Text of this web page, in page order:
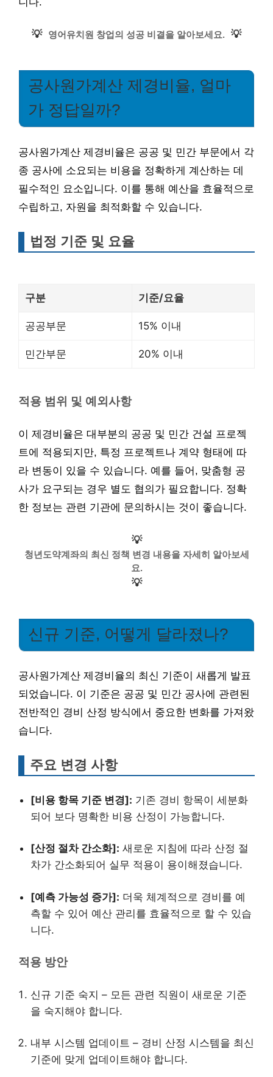
💡 영어유치원 창업의 성공 비결을 알아보세요. 💡
공사원가계산 제경비율, 얼마
가 정답일까?
공사원가계산 제경비율은 공공 및 민간 부문에서 각
종 공사에 소요되는 비용을 정확하게 계산하는 데
필수적인 요소입니다. 이를 통해 예산을 효율적으로
수립하고, 자원을 최적화할 수 있습니다.
법정 기준 및 요율
구분 기준/요율
공공부문 15% 이내
민간부문 20% 이내
적용 범위 및 예외사항
이 제경비율은 대부분의 공공 및 민간 건설 프로젝
트에 적용되지만, 특정 프로젝트나 계약 형태에 따
라 변동이 있을 수 있습니다. 예를 들어, 맞춤형 공
사가 요구되는 경우 별도 협의가 필요합니다. 정확
한 정보는 관련 기관에 문의하시는 것이 좋습니다.
💡
청년도약계좌의 최신 정책 변경 내용을 자세히 알아보세
요.
💡
신규 기준, 어떻게 달라졌나?
공사원가계산 제경비율의 최신 기준이 새롭게 발표
되었습니다. 이 기준은 공공 및 민간 공사에 관련된
전반적인 경비 산정 방식에서 중요한 변화를 가져왔
습니다.
주요 변경 사항
[비용 항목 기준 변경]: 기존 경비 항목이 세분화
되어 보다 명확한 비용 산정이 가능합니다.
[산정 절차 간소화]: 새로운 지침에 따라 산정 절
차가 간소화되어 실무 적용이 용이해졌습니다.
[예측 가능성 증가]: 더욱 체계적으로 경비를 예
측할 수 있어 예산 관리를 효율적으로 할 수 있습
니다.
적용 방안
신규 기준 숙지 – 모든 관련 직원이 새로운 기준
을 숙지해야 합니다.
내부 시스템 업데이트 – 경비 산정 시스템을 최신
기준에 맞게 업데이트해야 합니다.